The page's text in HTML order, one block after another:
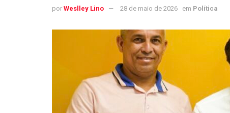
por Weslley Lino 28 de maio de 2026 em Política